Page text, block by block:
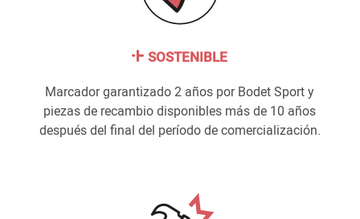
SOSTENIBLE
Marcador garantizado 2 años por Bodet Sport y
piezas de recambio disponibles más de 10 años
después del final del período de comercialización.